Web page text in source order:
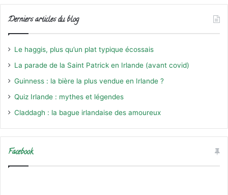
Derniers articles du blog
Le haggis, plus qu’un plat typique écossais
La parade de la Saint Patrick en Irlande (avant covid)
Guinness : la bière la plus vendue en Irlande ?
Quiz Irlande : mythes et légendes
Claddagh : la bague irlandaise des amoureux
Facebook